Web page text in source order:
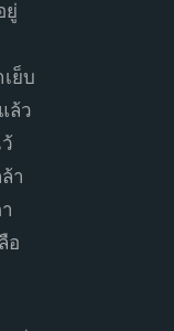
ยู่
ย็บ
ล้ว
า
อ